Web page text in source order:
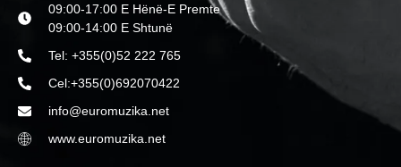
09:00-17:00 E Hënë-E Premte
09:00-14:00 E Shtunë
Tel: +355(0)52 222 765
Cel:+355(0)692070422
info@euromuzika.net
www.euromuzika.net